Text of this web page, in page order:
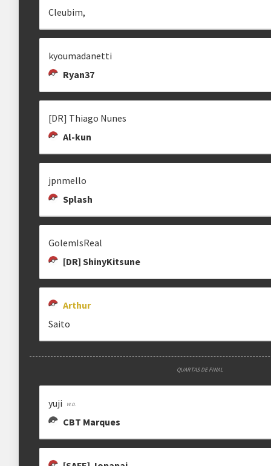
Cleubim,
kyoumadanetti
Ryan37
[DR] Thiago Nunes
Al-kun
jpnmello
Splash
GolemIsReal
[DR] ShinyKitsune
Arthur
Saito
QUARTAS DE FINAL
yuji
CBT Marques